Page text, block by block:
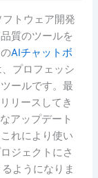
フトウェア開発
質のツールを
AIチャットボ
、プロフェッシ
ールです。最
リースしてき
アップデート
れにより使い
ジェクトにさ
ようになりま